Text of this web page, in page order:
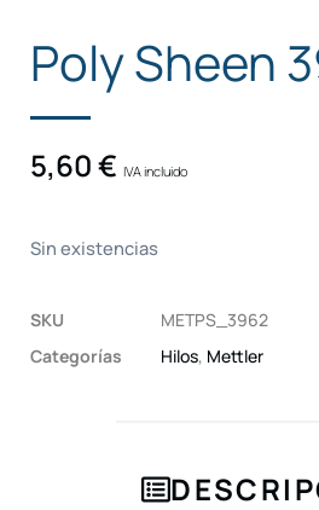
Poly Sheen
5,60€ IVA incluido
Sin existencias
SKU
METPS_3962
Categorías
Hilos, Mettler